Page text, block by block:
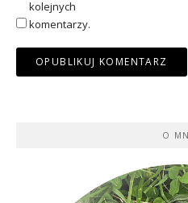
kolejnych
komentarzy.
O